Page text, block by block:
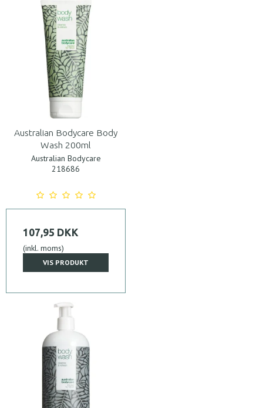
Australian Bodycare Body
Wash 200ml
Australian Bodycare
218686
107,95 DKK
(inkl. moms)
VIS PRODUKT